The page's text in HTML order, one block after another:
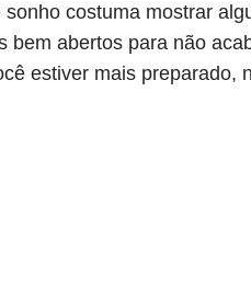
costuma mostrar
abertos para não
estiver mais preparado,